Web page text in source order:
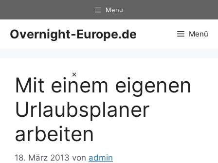
×
Inhalt
springen
Menu
Overnight-Europe.de Menü
Mit einem eigenen
Urlaubsplaner
arbeiten
18. März 2013 von admin